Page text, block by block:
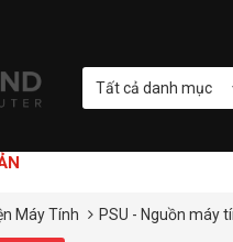
Tất cả danh mục
Máy Tính PSU - Nguồn máy